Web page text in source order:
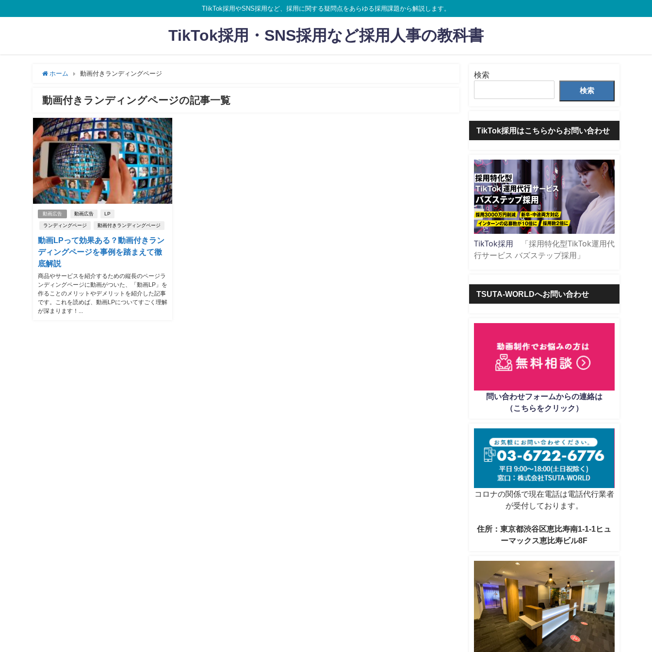
TIikTok採用やSNS採用など、採用に関する疑問点をあらゆる採用課題から解説します。
TikTok採用・SNS採用など採用人事の教科書
ホーム 動画付きランディングページ
動画付きランディングページの記事一覧
動画広告 動画広告 LP
ランディングページ 動画付きランディングページ
動画LPって効果ある？動画付きラン
ディングページを事例を踏まえて徹
底解説
商品やサービスを紹介するための縦長のページラ
ンディングページに動画がついた、「動画LP」を
作ることのメリットやデメリットを紹介した記事
です。これを読めば、動画LPについてすごく理解
が深まります！...
検索
検索
TikTok採用はこちらからお問い合わせ
TikTok採用 「採用特化型TikTok運用代
行サービス バズステップ採用」
TSUTA-WORLDへお問い合わせ
問い合わせフォームからの連絡は
（こちらをクリック）
コロナの関係で現在電話は電話代行業者
が受付しております。
住所：東京都渋谷区恵比寿南1-1-1ヒュ
ーマックス恵比寿ビル8F